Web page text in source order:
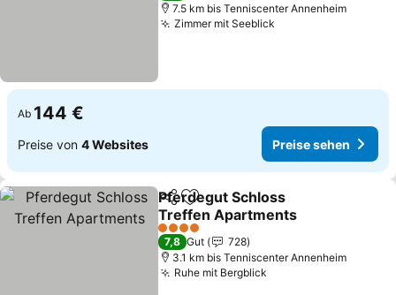
7.5 km bis Tenniscenter Annenheim
Zimmer mit Seeblick
Ab 144 €
Preise von 4 Websites Preise sehen
TeilenZu Favoriten hinzufügen
Pferdegut Schloss
Treffen Apartments
4 Sterne
7,8 Gut
728
3.1 km bis Tenniscenter Annenheim
Ruhe mit Bergblick